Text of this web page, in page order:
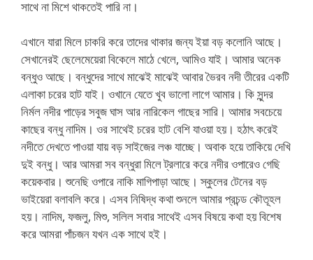
সাথে না মিশে থাকতেই পারি না।
এখানে যারা মিলে চাকরি করে তাদের থাকার জন্য ইয়া বড় কলোনি আছে।
সেখানেরই ছেলেমেয়েরা বিকেলে মাঠে খেলে, আমিও যাই। আমার অনেক
বন্ধুও আছে। বন্ধুদের সাথে মাঝেই মাঝেই আবার ভৈরব নদী তীরের একটি
এলাকা চরের হাট যাই। ওখানে যেতে খুব ভালো লাগে আমার। কি সুন্দর
নির্মল নদীর পাড়ের সবুজ ঘাস আর নারিকেল গাছের সারি। আমার সবচেয়ে
কাছের বন্ধু নাদিম। ওর সাথেই চরের হাট বেশি যাওয়া হয়। হঠাৎ করেই
নদীতে দেখতে পাওয়া যায় বড় সাইজের লঞ্চ যাচ্ছে। অবাক হয়ে তাকিয়ে দেখি
দুই বন্ধু। আর আমরা সব বন্ধুরা মিলে ট্রলারে করে নদীর ওপারেও গেছি
কয়েকবার। শুনেছি ওপারে নাকি মাগিপাড়া আছে। স্কুলের টেনের বড়
ভাইয়েরা বলাবলি করে। এসব নিষিদ্ধ কথা শুনলে আমার প্রচন্ড কৌতূহল
হয়। নাদিম, ফজলু, মিশু, সলিল সবার সাথেই এসব বিষয়ে কথা হয় বিশেষ
করে আমরা পাঁচজন যখন এক সাথে হই।